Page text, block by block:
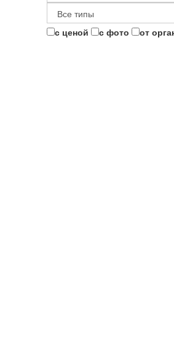
с ценой с фото от